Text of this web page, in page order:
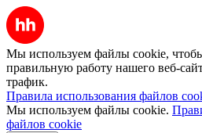
Мы используем файлы cookie,
правильную работу нашего веб-
трафик.
Правила использования файлов
Мы используем файлы cookie.
файлов cookie